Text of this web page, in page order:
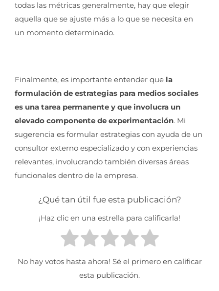
todas las métricas generalmente, hay que elegir
aquella que se ajuste más a lo que se necesita en
un momento determinado.
Finalmente, es importante entender que la
formulación de estrategias para medios sociales
es una tarea permanente y que involucra un
elevado componente de experimentación. Mi
sugerencia es formular estrategias con ayuda de un
consultor externo especializado y con experiencias
relevantes, involucrando también diversas áreas
funcionales dentro de la empresa.
¿Qué tan útil fue esta publicación?
¡Haz clic en una estrella para calificarla!
No hay votos hasta ahora! Sé el primero en calificar
esta publicación.